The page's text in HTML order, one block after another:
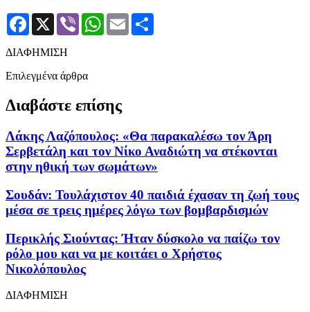
Facebook
X Viber WhatsApp
Email
ΔΙΑΦΗΜΙΣΗ
Επιλεγμένα άρθρα
Διαβάστε επίσης
Λάκης Λαζόπουλος: «Θα παρακαλέσω τον Άρη
Σερβετάλη και τον Νίκο Αναδιώτη να στέκονται
στην ηθική των σωμάτων»
Σουδάν: Τουλάχιστον 40 παιδιά έχασαν τη ζωή τους
μέσα σε τρεις ημέρες λόγω των βομβαρδισμών
Περικλής Σιούντας: Ήταν δύσκολο να παίζω τον
ρόλο μου και να με κοιτάει ο Χρήστος
Νικολόπουλος
ΔΙΑΦΗΜΙΣΗ